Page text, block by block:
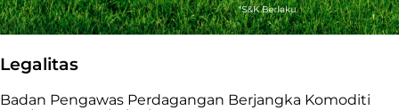
Legalitas
Badan Pengawas Perdagangan Berjangka Komoditi